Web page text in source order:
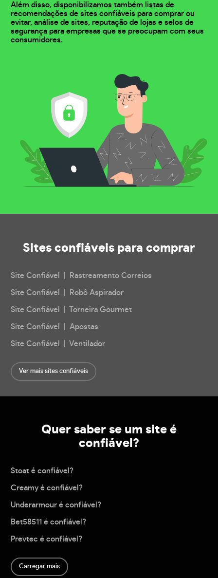
Além disso, disponibilizamos também listas de
recomendações de sites confiáveis para comprar ou
evitar, análise de sites, reputação de lojas e selos de
segurança para empresas que se preocupam com seus
consumidores.
Sites confiáveis para comprar
Site Confiável | Rastreamento Correios
Site Confiável | Robô Aspirador
Site Confiável | Torneira Gourmet
Site Confiável | Apostas
Site Confiável | Ventilador
Ver mais sites confiáveis
Quer saber se um site é
confiável?
Stoat é confiável?
Creamy é confiável?
Underarmour é confiável?
Bet58511 é confiável?
Prevtec é confiável?
Carregar mais